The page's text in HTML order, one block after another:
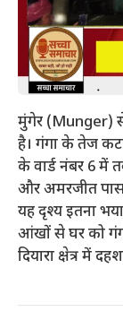
मुंगेर (Munger)
है। गंगा के तेज
के वार्ड नंबर 6 में
और अमरजीत
यह दृश्य इतना
आंखों से घर को
दियारा क्षेत्र में